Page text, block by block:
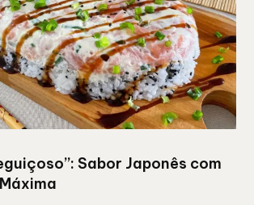
Sabor Japonês com